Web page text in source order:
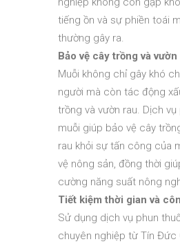
tiếng ồn và sự phiền toái
thường gây ra.
Bảo vệ cây trồng và vườn
Muỗi không chỉ gây khó
người mà còn tác động
trồng và vườn rau. Dịch
muỗi giúp bảo vệ cây
rau khỏi sự tấn công của
vệ nông sản, đồng thời
cường năng suất nông
Tiết kiệm thời gian và
Sử dụng dịch vụ phun
chuyên nghiệp từ Tín Đức